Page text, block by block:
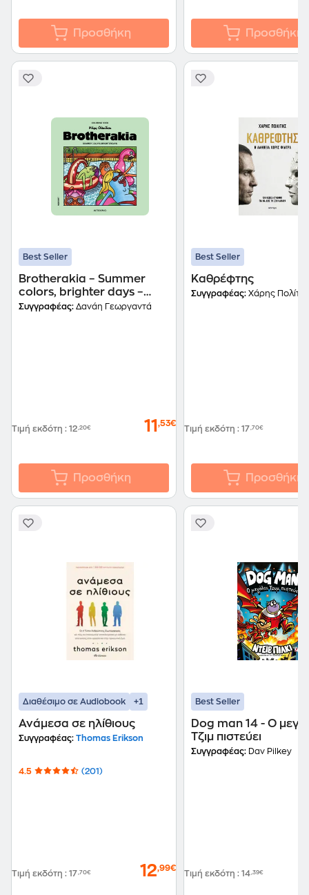
Προσθήκη Προσθήκη
Best Seller
Brotherakia – Summer
colors, brighter days –
Μικρή Ολλανδέζα
Συγγραφέας: Δανάη Γεωργαντά
Τιμή εκδότη : 12,20€ 11 ,53€
Προσθήκη
Best Seller
Καθρέφτης
Συγγραφέας: Χάρης
Τιμή εκδότη : 17,70€
Προσθήκη
Διαθέσιμο σε Audiobook +1
Ανάμεσα σε ηλίθιους
Συγγραφέας: Thomas Erikson
4.5 (201)
Τιμή εκδότη : 17,70€ 12,99€
Best Seller
Dog man 14 - Ο
Τζιμ πιστεύει
Συγγραφέας: Dav Pilkey
Τιμή εκδότη : 14,39€